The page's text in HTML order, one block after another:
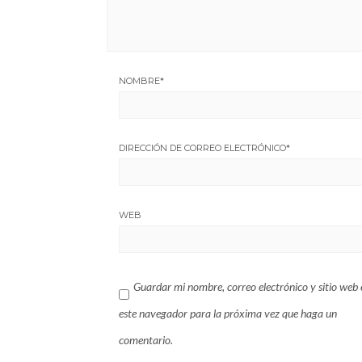
NOMBRE*
DIRECCIÓN DE CORREO ELECTRÓNICO*
WEB
Guardar mi nombre, correo electrónico y sitio web
este navegador para la próxima vez que haga un
comentario.